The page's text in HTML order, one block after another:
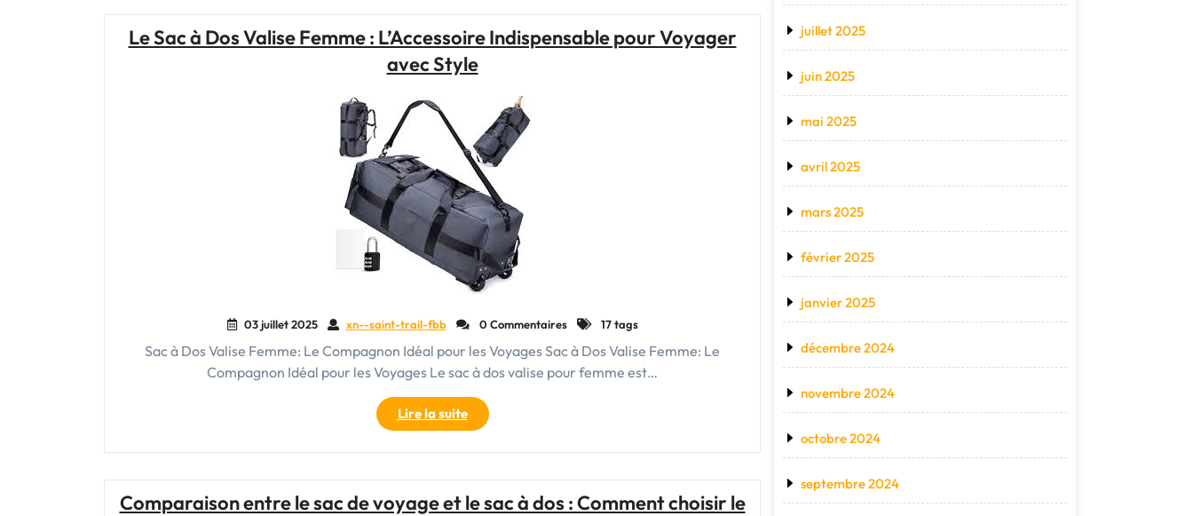
Idéal
:
Modèle
de
60
cm"
Le Sac à Dos Valise Femme : L’Accessoire Indispensable pour Voyager
avec Style
03 juillet 2025 xn--saint-trail-fbb 0 Commentaires 17 tags
Sac à Dos Valise Femme: Le Compagnon Idéal pour les Voyages Sac à Dos Valise Femme: Le
Compagnon Idéal pour les Voyages Le sac à dos valise pour femme est…
Lire la suite"Le
Sac
à
Femme
Comparaison entre le sac de voyage et le sac à dos : Comment choisir le
juillet 2025
juin 2025
mai 2025
avril 2025
mars 2025
février 2025
janvier 2025
décembre 2024
novembre 2024
octobre 2024
septembre 2024